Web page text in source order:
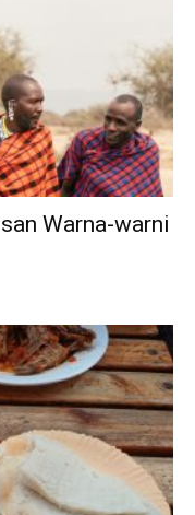
Warna-warni